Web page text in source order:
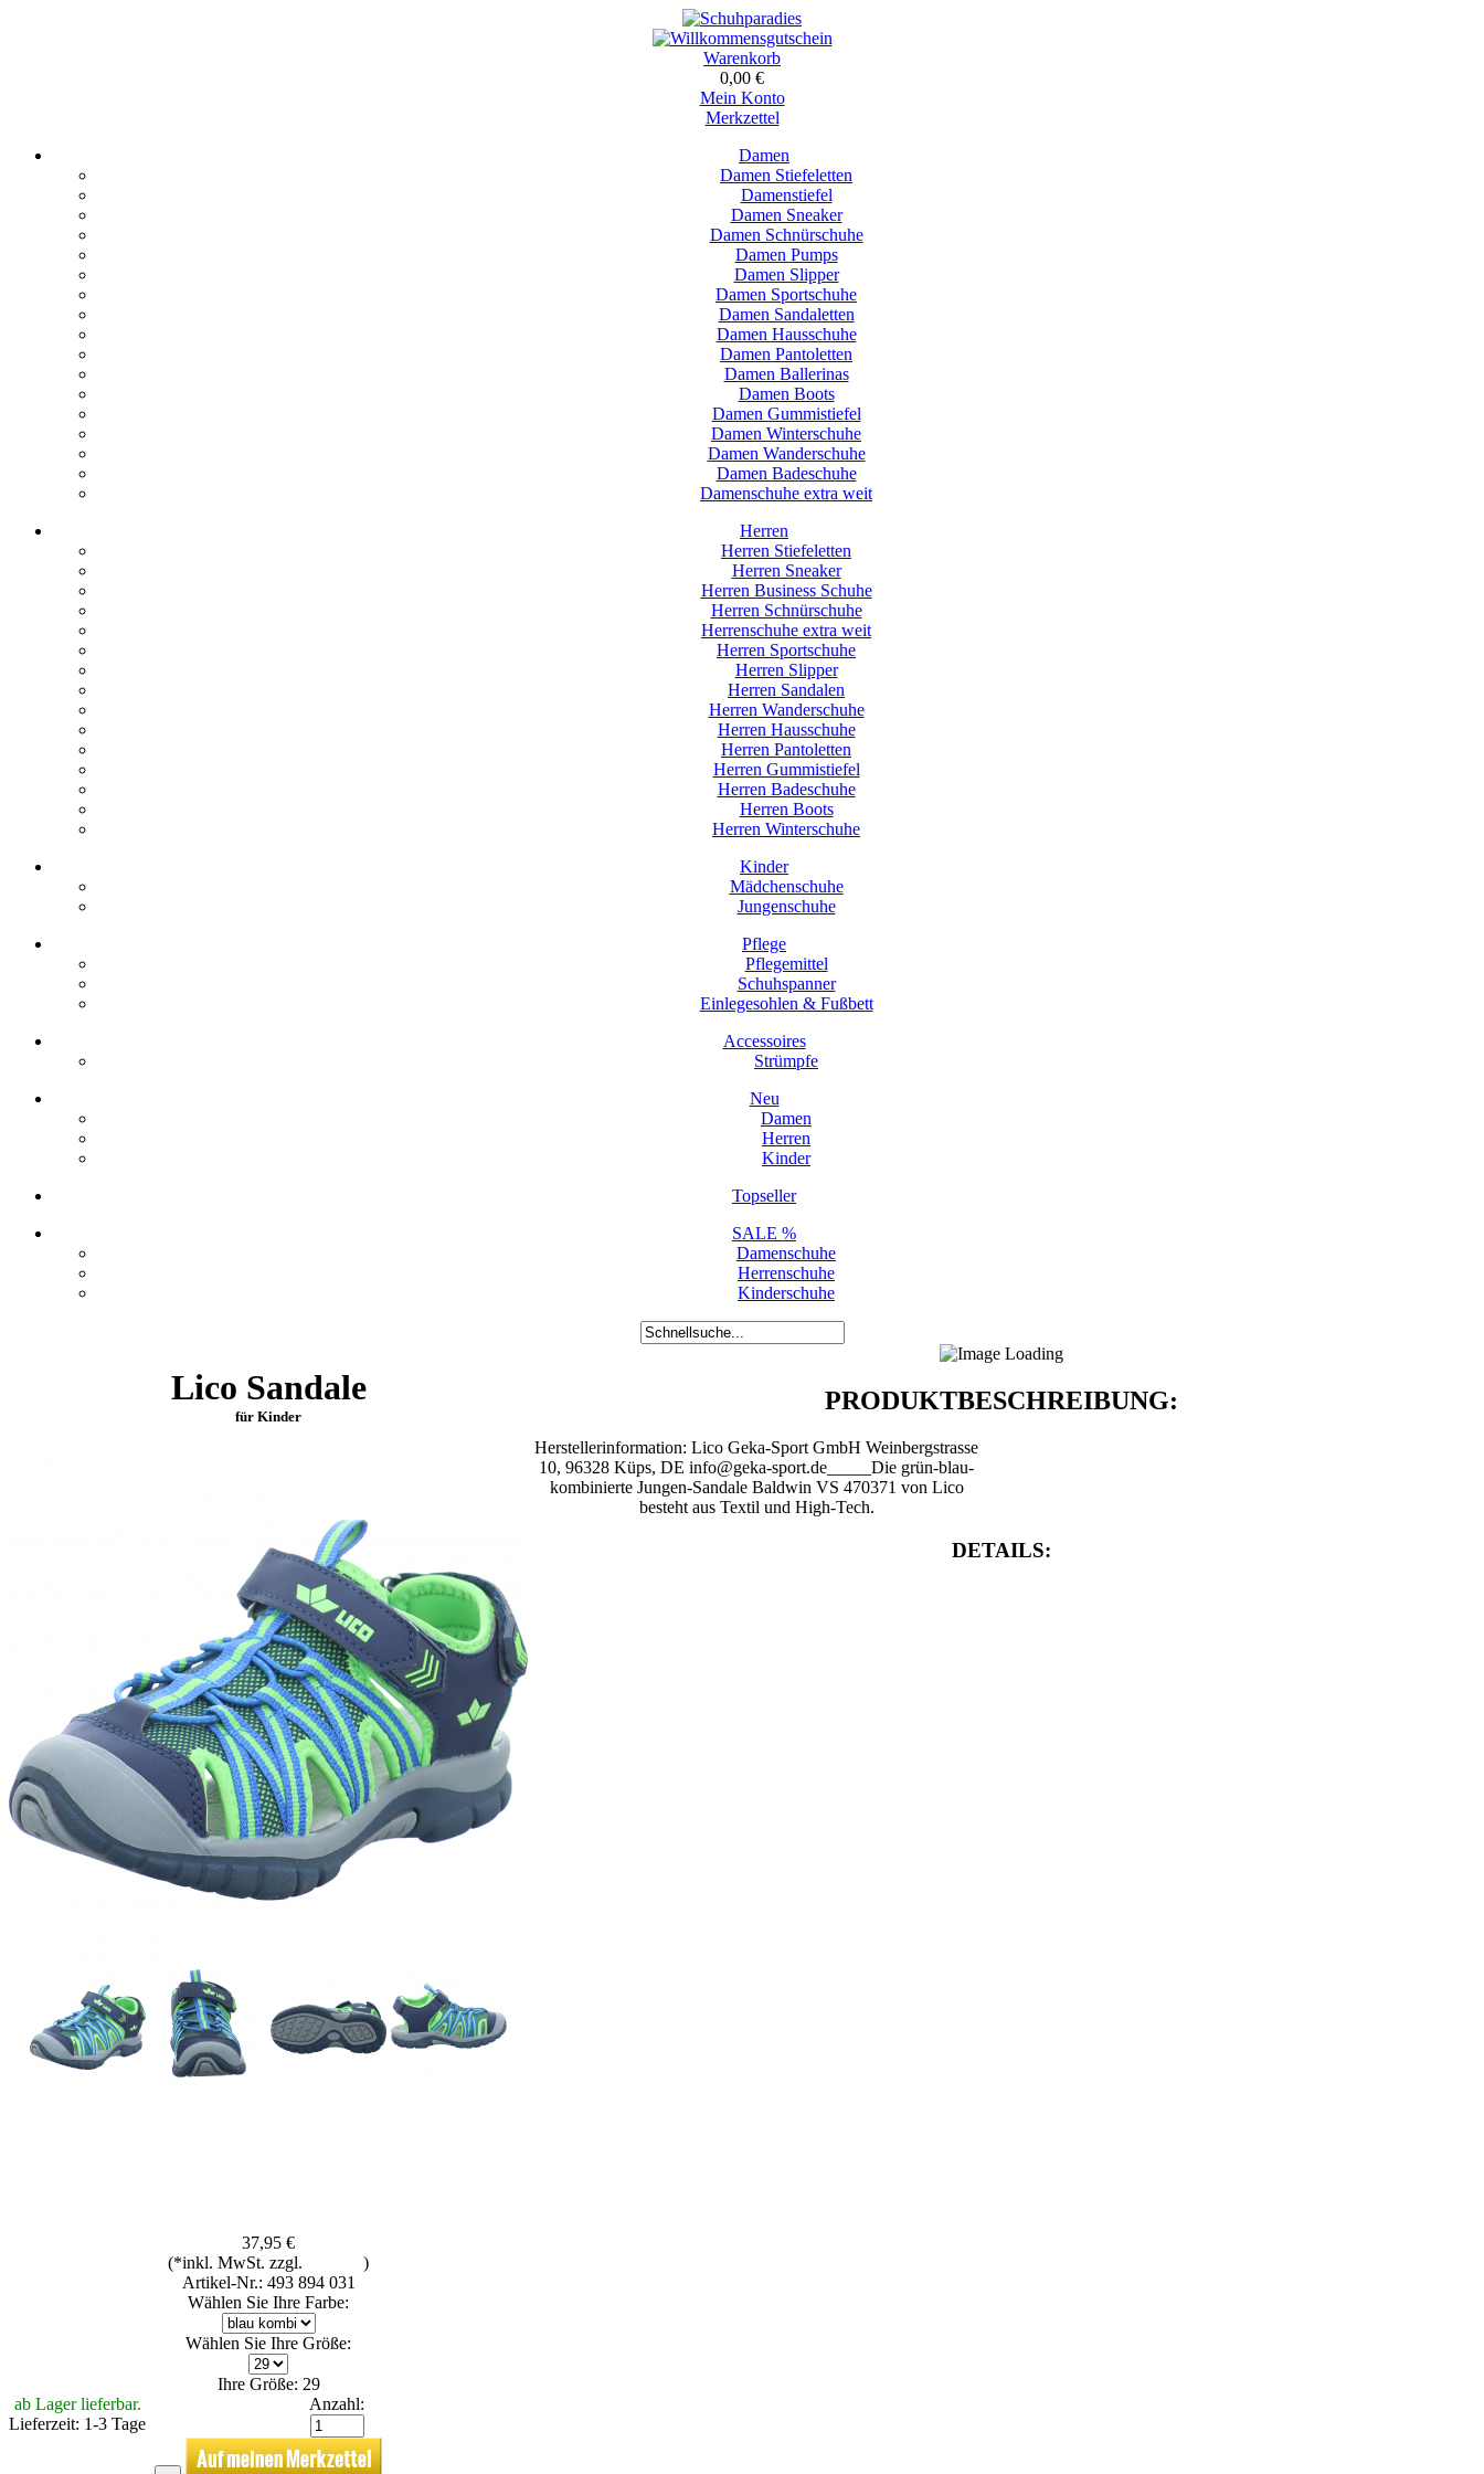
Warenkorb
0,00 €
Mein Konto
Merkzettel
Damen
Damen Stiefeletten
Damenstiefel
Damen Sneaker
Damen Schnürschuhe
Damen Pumps
Damen Slipper
Damen Sportschuhe
Damen Sandaletten
Damen Hausschuhe
Damen Pantoletten
Damen Ballerinas
Damen Boots
Damen Gummistiefel
Damen Winterschuhe
Damen Wanderschuhe
Damen Badeschuhe
Damenschuhe extra weit
Herren
Herren Stiefeletten
Herren Sneaker
Herren Business Schuhe
Herren Schnürschuhe
Herrenschuhe extra weit
Herren Sportschuhe
Herren Slipper
Herren Sandalen
Herren Wanderschuhe
Herren Hausschuhe
Herren Pantoletten
Herren Gummistiefel
Herren Badeschuhe
Herren Boots
Herren Winterschuhe
Kinder
Mädchenschuhe
Jungenschuhe
Pflege
Pflegemittel
Schuhspanner
Einlegesohlen & Fußbett
Accessoires
Strümpfe
Neu
Damen
Herren
Kinder
Topseller
SALE %
Damenschuhe
Herrenschuhe
Kinderschuhe
Lico Sandale
für Kinder
37,95 €
(*inkl. MwSt. zzgl.
)
Artikel-Nr.: 493 894 031
Wählen Sie Ihre Farbe:
Wählen Sie Ihre Größe:
Ihre Größe: 29
ab Lager lieferbar.
Lieferzeit: 1-3 Tage
Anzahl:
PRODUKTBESCHREIBUNG:
Herstellerinformation: Lico Geka-Sport GmbH Weinbergstrasse
10, 96328 Küps, DE info@geka-sport.de_____Die grün-blau-
kombinierte Jungen-Sandale Baldwin VS 470371 von Lico
besteht aus Textil und High-Tech.
DETAILS: